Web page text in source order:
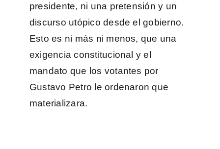
presidente, ni una pretensión y un
discurso utópico desde el gobierno.
Esto es ni más ni menos, que una
exigencia constitucional y el
mandato que los votantes por
Gustavo Petro le ordenaron que
materializara.